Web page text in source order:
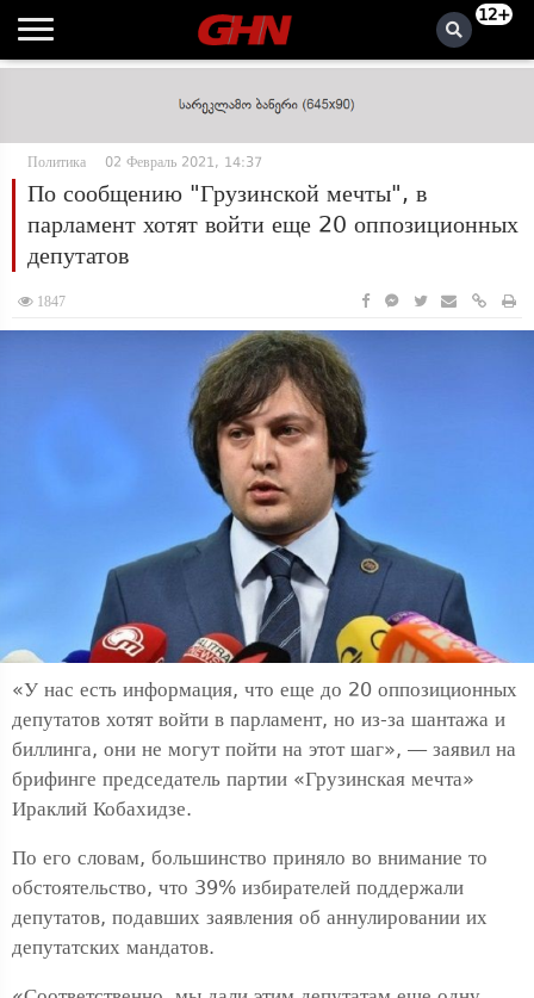
12+
Политика 02 Февраль 2021, 14:37
По сообщению "Грузинской мечты", в
парламент хотят войти еще 20 оппозиционных
депутатов
1847
«У нас есть информация, что еще до 20 оппозиционных
депутатов хотят войти в парламент, но из-за шантажа и
биллинга, они не могут пойти на этот шаг», — заявил на
брифинге председатель партии «Грузинская мечта»
Ираклий Кобахидзе.
По его словам, большинство приняло во внимание то
обстоятельство, что 39% избирателей поддержали
депутатов, подавших заявления об аннулировании их
депутатских мандатов.